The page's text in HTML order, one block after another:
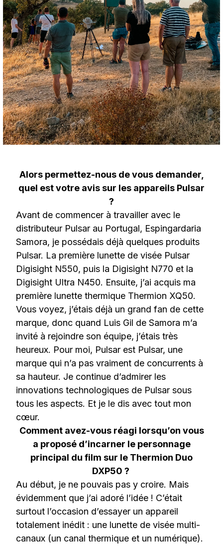
Alors permettez-nous de vous demander,
quel est votre avis sur les appareils Pulsar
?
Avant de commencer à travailler avec le
distributeur Pulsar au Portugal, Espingardaria
Samora, je possédais déjà quelques produits
Pulsar. La première lunette de visée Pulsar
Digisight N550, puis la Digisight N770 et la
Digisight Ultra N450. Ensuite, j’ai acquis ma
première lunette thermique Thermion XQ50.
Vous voyez, j’étais déjà un grand fan de cette
marque, donc quand Luis Gil de Samora m’a
invité à rejoindre son équipe, j’étais très
heureux. Pour moi, Pulsar est Pulsar, une
marque qui n’a pas vraiment de concurrents à
sa hauteur. Je continue d’admirer les
innovations technologiques de Pulsar sous
tous les aspects. Et je le dis avec tout mon
cœur.
Comment avez-vous réagi lorsqu’on vous
a proposé d’incarner le personnage
principal du film sur le Thermion Duo
DXP50 ?
Au début, je ne pouvais pas y croire. Mais
évidemment que j’ai adoré l’idée ! C’était
surtout l’occasion d’essayer un appareil
totalement inédit : une lunette de visée multi-
canaux (un canal thermique et un numérique).